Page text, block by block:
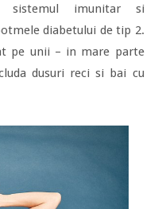
sistemul imunitar si
diabetului de tip 2.
pe unii – in mare parte
dusuri reci si bai cu